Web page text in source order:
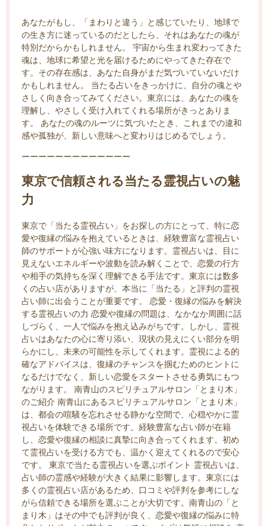
あなたがもし、「まわりと違う」と感じていたり、地球で
の生き方に迷っているのだとしたら、それはあなたの魂が
特別だからかもしれません。 宇宙から生まれ変わってきた
魂は、地球に希望と光を届けるためにやってきた存在で
す。その存在感は、あなた自身がまだ気づいていないだけ
かもしれません。 当たる占いをきっかけに、自分の魂とや
さしく向き合ってみてください。東京には、あなたの魂を
理解し、やさしく受け入れてくれる場所がきっとありま
す。 あなたの魂のルーツに気づいたとき、これまでの違和
感や孤独が、新しい意味へと変わりはじめるでしょう。
ーーーーーーーーーーーーー
東京で信頼される当たる霊視占いの魅
力
東京で「当たる霊視占い」をお探しの方にとって、特に恋
愛や復縁の悩みを抱えているときは、経験豊富な霊視占い
師のサポートが心強い味方になります。霊視占いは、目に
見えないエネルギーや波動を読み解くことで、恋愛の行方
や相手の気持ちを深く理解できる手法です。東京には数多
くの占い店がありますが、本当に「当たる」と評判の霊視
占い師に出会うことが重要です。 恋愛・復縁の悩みを解決
する霊視占いの力 恋愛や復縁の問題は、なかなか周囲に話
しづらく、一人で悩みを抱え込みがちです。しかし、霊視
占いはあなたの心に寄り添い、現状の見えにくい部分を明
らかにし、未来の可能性を示してくれます。霊視による的
確なアドバイスは、復縁のチャンスを掴むためのヒントに
なるだけでなく、新しい恋愛をスタートさせる勇気にもつ
ながります。 南青山のスピリチュアルサロン「とまり木」
のご紹介 南青山にあるスピリチュアルサロン「とまり木」
は、都会の喧騒を忘れさせる静かな空間で、心穏やかに霊
視占いを体験できる場所です。経験豊富な占い師が在籍
し、恋愛や復縁の相談に真摯に向き合ってくれます。初め
て霊視占いを受ける方でも、温かく迎えてくれるので安心
です。 東京で当たる霊視占いを選ぶポイント 霊視占いは、
占い師の霊感や経験が大きく結果に影響します。東京には
多くの霊視占い店があるため、口コミや評判を参考にしな
がら信頼できる場所を選ぶことが大切です。南青山の「と
まり木」はその中でも評判が良く、恋愛や復縁の悩みに特